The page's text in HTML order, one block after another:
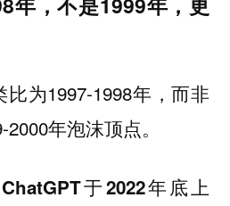
为1997-1998年，而非
年泡沫顶点。
ChatGPT于2022年底上